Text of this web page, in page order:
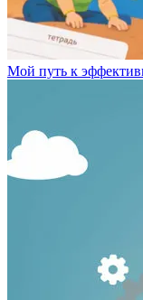
Мой путь к